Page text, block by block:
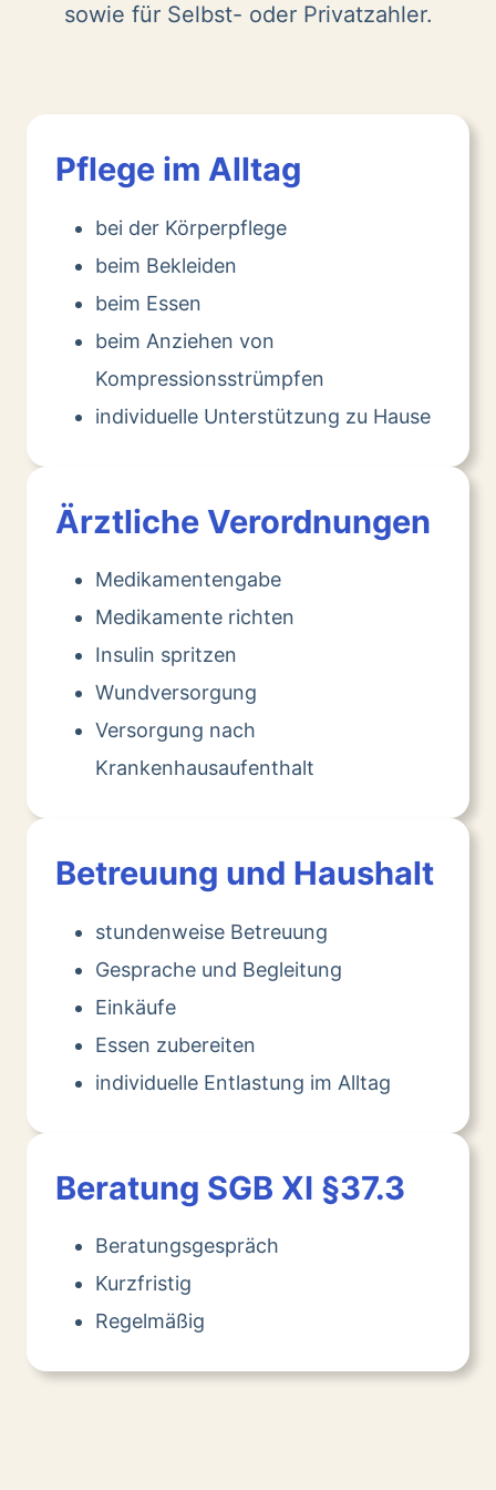
sowie für Selbst- oder Privatzahler.
Pflege im Alltag
bei der Körperpflege
beim Bekleiden
beim Essen
beim Anziehen von
Kompressionsstrümpfen
individuelle Unterstützung zu Hause
Ärztliche Verordnungen
Medikamentengabe
Medikamente richten
Insulin spritzen
Wundversorgung
Versorgung nach
Krankenhausaufenthalt
Betreuung und Haushalt
stundenweise Betreuung
Gesprache und Begleitung
Einkäufe
Essen zubereiten
individuelle Entlastung im Alltag
Beratung SGB XI §37.3
Beratungsgespräch
Kurzfristig
Regelmäßig